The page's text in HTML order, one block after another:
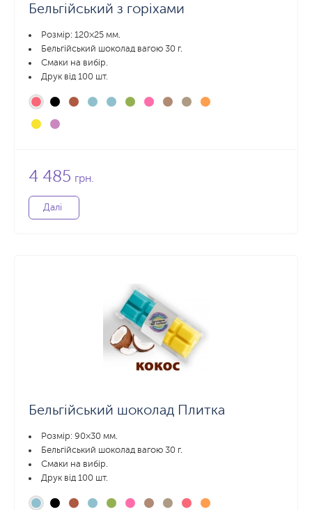
Бельгійський з горіхами
Розмір: 120×25 мм.
Бельгійський шоколад вагою 30 г.
Смаки на вибір.
Друк від 100 шт.
4 485 грн.
Далі
Бельгійський шоколад Плитка
Розмір: 90×30 мм.
Бельгійський шоколад вагою 30 г.
Смаки на вибір.
Друк від 100 шт.